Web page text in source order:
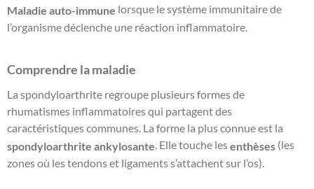
Maladie auto-immune lorsque le système immunitaire de
l’organisme déclenche une réaction inflammatoire.
Comprendre la maladie
La spondyloarthrite regroupe plusieurs formes de
rhumatismes inflammatoires qui partagent des
caractéristiques communes. La forme la plus connue est la
spondyloarthrite ankylosante. Elle touche lesenthèses (les
zones où les tendons et ligaments s’attachent sur l’os).